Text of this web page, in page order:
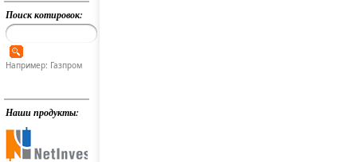
Поиск котировок:
Например: Газпром
Наши продукты: